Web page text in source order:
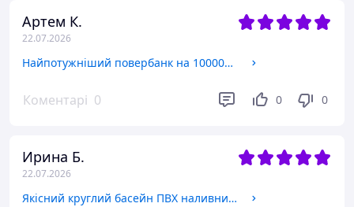
Артем К.
22.07.2026
Найпотужніший повербанк на 100000mAh для смартфона айфона Топ power bank зі швидким заряджанням quick charge
Коментарі 0 0 0
Ирина Б.
22.07.2026
Якісний круглий басейн ПВХ наливний сімейний надувний Блакитний басейн для дорослих садовий для дому